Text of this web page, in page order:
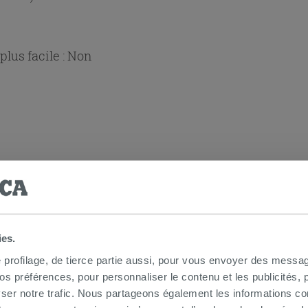
de tierce partie aussi, pour vous envoyer des
préférences, pour personnaliser le contenu et les publicités,
notre trafic. Nous partageons également les informations
facile :Non